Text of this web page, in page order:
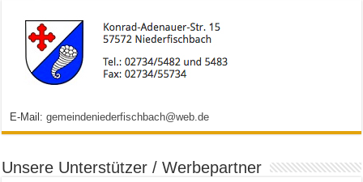
E-Mail:gemeindeniederfischbach@web.de
Unsere Unterstützer / Werbepartner